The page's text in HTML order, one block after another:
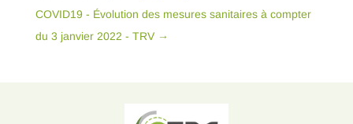
COVID19 - Évolution des mesures sanitaires à compter
du 3 janvier 2022 - TRV→